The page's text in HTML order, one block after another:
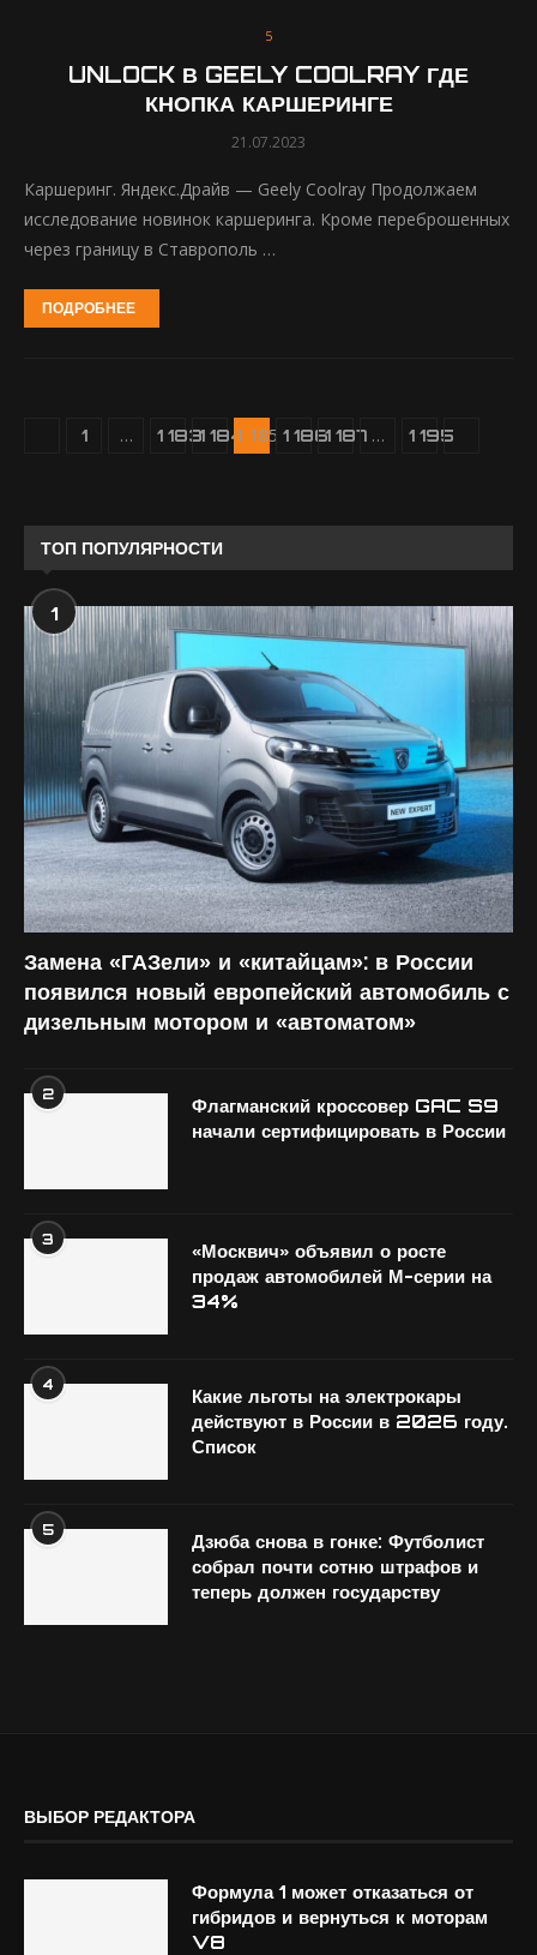
5
UNLOCK В GEELY COOLRAY ГДЕ
КНОПКА КАРШЕРИНГЕ
21.07.2023
Каршеринг. Яндекс.Драйв — Geely Coolray Продолжаем
исследование новинок каршеринга. Кроме переброшенных
через границу в Ставрополь …
ПОДРОБНЕЕ
1 … 1 1831 1841 185 1 1861 187 … 1 195
ТОП ПОПУЛЯРНОСТИ
1
Замена «ГАЗели» и «китайцам»: в России
появился новый европейский автомобиль с
дизельным мотором и «автоматом»
2
Флагманский кроссовер GAC S9
начали сертифицировать в России
3
«Москвич» объявил о росте
продаж автомобилей М-серии на
34%
4
Какие льготы на электрокары
действуют в России в 2026 году.
Список
5
Дзюба снова в гонке: Футболист
собрал почти сотню штрафов и
теперь должен государству
ВЫБОР РЕДАКТОРА
Формула 1 может отказаться от
гибридов и вернуться к моторам
V8